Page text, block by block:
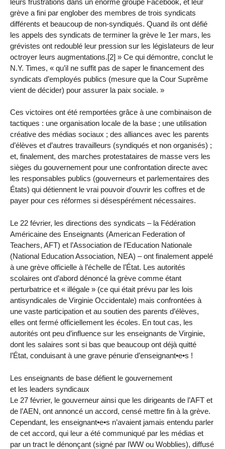
grève a fini par englober des membres de trois syndicats
différents et beaucoup de non-syndiqués. Quand ils ont défié
les appels des syndicats de terminer la grève le 1er mars, les
grévistes ont redoublé leur pression sur les législateurs de leur
octroyer leurs augmentations.[2] » Ce qui démontre, conclut le
N.Y. Times, « qu’il ne suffit pas de saper le financement des
syndicats d’employés publics (mesure que la Cour Suprême
vient de décider) pour assurer la paix sociale. »
Ces victoires ont été remportées grâce à une combinaison de
tactiques : une organisation locale de la base ; une utilisation
créative des médias sociaux ; des alliances avec les parents
d’élèves et d’autres travailleurs (syndiqués et non organisés) ;
et, finalement, des marches protestataires de masse vers les
sièges du gouvernement pour une confrontation directe avec
les responsables publics (gouverneurs et parlementaires des
États) qui détiennent le vrai pouvoir d’ouvrir les coffres et de
payer pour ces réformes si désespérément nécessaires.
Le 22 février, les directions des syndicats – la Fédération
Américaine des Enseignants (American Federation of
Teachers, AFT) et l’Association de l’Education Nationale
(National Education Association, NEA) – ont finalement appelé
à une grève officielle à l’échelle de l’État. Les autorités
scolaires ont d’abord dénoncé la grève comme étant
perturbatrice et « illégale » (ce qui était prévu par les lois
antisyndicales de Virginie Occidentale) mais confrontées à
une vaste participation et au soutien des parents d’élèves,
elles ont fermé officiellement les écoles. En tout cas, les
autorités ont peu d’influence sur les enseignants de Virginie,
dont les salaires sont si bas que beaucoup ont déjà quitté
l’État, conduisant à une grave pénurie d’enseignant•e•s !
Les enseignants de base défient le gouvernement
et les leaders syndicaux
Le 27 février, le gouverneur ainsi que les dirigeants de l’AFT et
de l’AEN, ont annoncé un accord, censé mettre fin à la grève.
Cependant, les enseignant•e•s n’avaient jamais entendu parler
de cet accord, qui leur a été communiqué par les médias et
par un tract le dénonçant (signé par IWW ou Wobblies), diffusé